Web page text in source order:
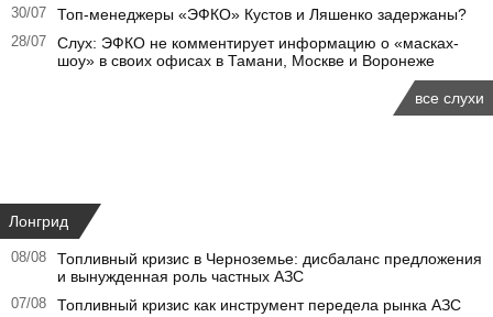
30/07 Топ-менеджеры «ЭФКО» Кустов и Ляшенко задержаны?
28/07
Слух: ЭФКО не комментирует информацию о «масках-
шоу» в своих офисах в Тамани, Москве и Воронеже
все слухи
Лонгрид
08/08
Топливный кризис в Черноземье: дисбаланс предложения
и вынужденная роль частных АЗС
07/08 Топливный кризис как инструмент передела рынка АЗС